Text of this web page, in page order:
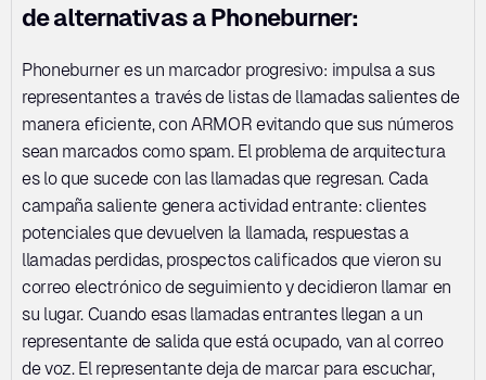
de alternativas a Phoneburner:
Phoneburner es un marcador progresivo: impulsa a sus
representantes a través de listas de llamadas salientes de
manera eficiente, con ARMOR evitando que sus números
sean marcados como spam. El problema de arquitectura
es lo que sucede con las llamadas que regresan. Cada
campaña saliente genera actividad entrante: clientes
potenciales que devuelven la llamada, respuestas a
llamadas perdidas, prospectos calificados que vieron su
correo electrónico de seguimiento y decidieron llamar en
su lugar. Cuando esas llamadas entrantes llegan a un
representante de salida que está ocupado, van al correo
de voz. El representante deja de marcar para escuchar,